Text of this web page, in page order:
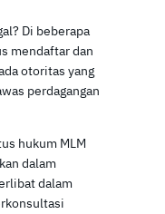
Di beberapa
mendaftar dan
otoritas yang
perdagangan
hukum MLM
dalam
dalam